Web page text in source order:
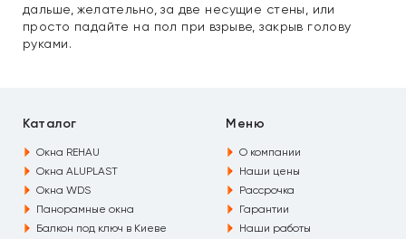
дальше, желательно, за две несущие стены, или
просто падайте на пол при взрыве, закрыв голову
руками.
Каталог
Окна REHAU
Окна ALUPLAST
Окна WDS
Панорамные окна
Балкон под ключ в Киеве
Меню
О компании
Наши цены
Рассрочка
Гарантии
Наши работы